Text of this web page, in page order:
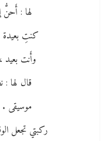
لها :
كنتِ
وأَنت
قال لها :
موسيقى .
ركبتي تجعل